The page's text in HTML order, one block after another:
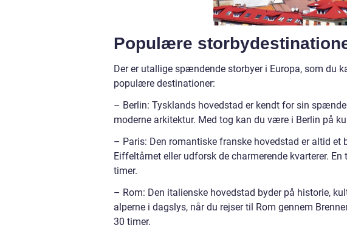
Populære
Der er utallige spændende storbyer i Europa, som du
populære destinationer:
– Berlin: Tysklands hovedstad er kendt for sin
moderne arkitektur. Med tog kan du være i Berlin på
– Paris: Den romantiske franske hovedstad er altid et
Eiffeltårnet eller udforsk de charmerende kvarterer.
timer.
– Rom: Den italienske hovedstad byder på historie,
alperne i dagslys, når du rejser til Rom gennem
30 timer.